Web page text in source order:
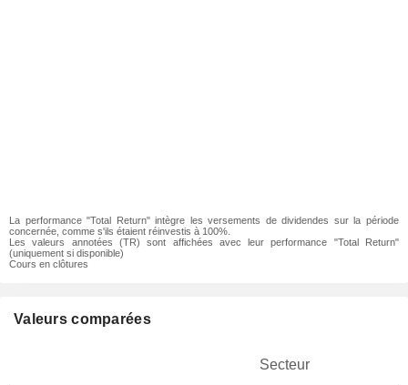
La performance "Total Return" intègre les versements de dividendes sur la période
concernée, comme s'ils étaient réinvestis à 100%.
Les valeurs annotées (TR) sont affichées avec leur performance "Total Return"
(uniquement si disponible)
Cours en clôtures
Valeurs comparées
Secteur